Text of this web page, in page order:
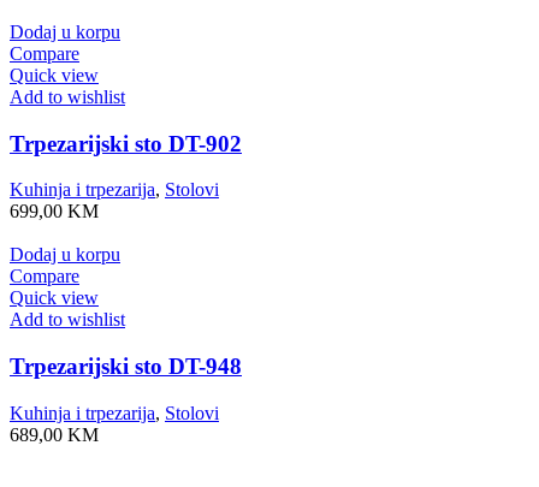
Dodaj u korpu
Compare
Quick view
Add to wishlist
Trpezarijski sto DT-902
Kuhinja i trpezarija, Stolovi
699,00 KM
Dodaj u korpu
Compare
Quick view
Add to wishlist
Trpezarijski sto DT-948
Kuhinja i trpezarija, Stolovi
689,00 KM